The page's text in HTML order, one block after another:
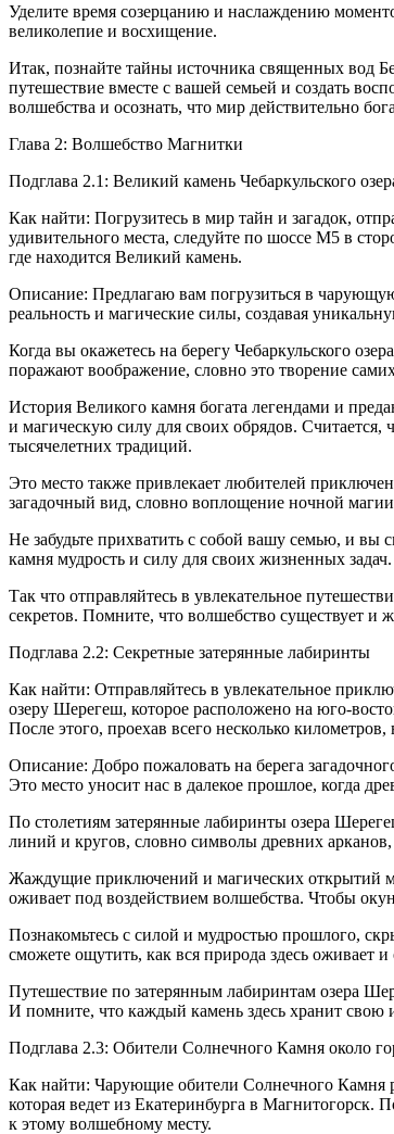
Уделите время созерцанию и наслаждению
великолепие и восхищение.
Итак, познайте тайны источника священных вод
путешествие вместе с вашей семьей и создать
волшебства и осознать, что мир действительно
Глава 2: Волшебство Магнитки
Подглава 2.1: Великий камень Чебаркульского
Как найти: Погрузитесь в мир тайн и загадок,
удивительного места, следуйте по шоссе М5 в
где находится Великий камень.
Описание: Предлагаю вам погрузиться в
реальность и магические силы, создавая
Когда вы окажетесь на берегу Чебаркульского
поражают воображение, словно это творение
История Великого камня богата легендами и
и магическую силу для своих обрядов.
тысячелетних традиций.
Это место также привлекает любителей
загадочный вид, словно воплощение ночной
Не забудьте прихватить с собой вашу семью, и вы
камня мудрость и силу для своих жизненных
Так что отправляйтесь в увлекательное
секретов. Помните, что волшебство существует и
Подглава 2.2: Секретные затерянные лабиринты
Как найти: Отправляйтесь в увлекательное
озеру Шерегеш, которое расположено на юго-
После этого, проехав всего несколько
Описание: Добро пожаловать на берега
Это место уносит нас в далекое прошлое, когда
По столетиям затерянные лабиринты озера
линий и кругов, словно символы древних
Жаждущие приключений и магических открытий
оживает под воздействием волшебства. Чтобы
Познакомьтесь с силой и мудростью прошлого,
сможете ощутить, как вся природа здесь оживает и
Путешествие по затерянным лабиринтам озера
И помните, что каждый камень здесь хранит свою
Подглава 2.3: Обители Солнечного Камня около
Как найти: Чарующие обители Солнечного Камня
которая ведет из Екатеринбурга в
к этому волшебному месту.